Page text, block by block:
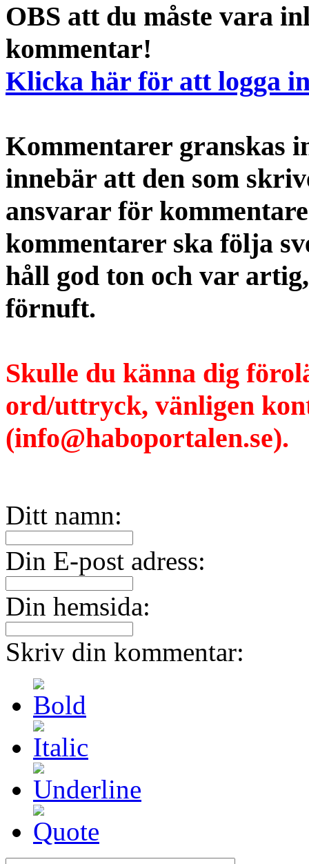
OBS att du måste vara
kommentar!
Klicka här för att logga
Kommentarer granskas
innebär att den som
ansvarar för
kommentarer ska följa
håll god ton och var
förnuft.
Skulle du känna dig
ord/uttryck, vänligen
(info@haboportalen.se).
Ditt namn:
Din E-post adress:
Din hemsida:
Skriv din kommentar: